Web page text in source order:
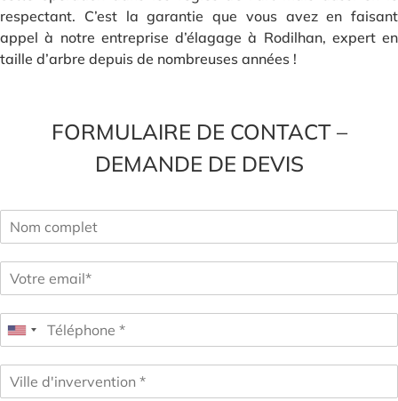
respectant. C’est la garantie que vous avez en faisant
appel à notre entreprise d’élagage à Rodilhan, expert en
taille d’arbre depuis de nombreuses années !
FORMULAIRE DE CONTACT –
DEMANDE DE DEVIS